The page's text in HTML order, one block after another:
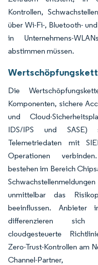
Kontrollen,
über Wi-Fi-, Bluetooth-
in Unternehmens-
abstimmen müssen.
Die
Komponenten, sichere
und Cloud-
IDS/IPS und SASE)
Telemetriedaten mit
Operationen
bestehen im Bereich
unmittelbar das
beeinflussen.
differenzieren sich
cloudgesteuerte
Zero-Trust-Kontrollen am
Channel-